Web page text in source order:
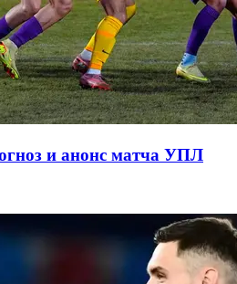
и анонс матча УПЛ